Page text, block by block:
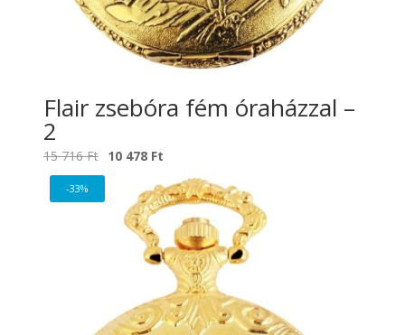
Flair zsebóra fém óraházzal –
2
15 716Ft Original
price
was:
716 Ft.
10 478 Ft
price
is:
478 Ft.
-33%